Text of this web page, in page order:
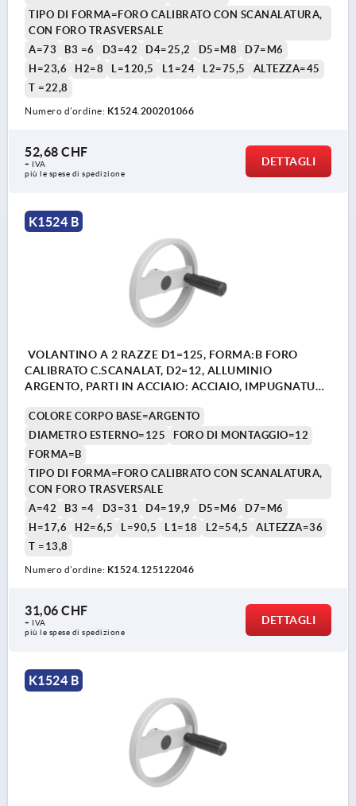
TIPO DI FORMA=FORO CALIBRATO CON SCANALATURA,
CON FORO TRASVERSALE
A=73
B3 =6 D3=42 D4=25,2 D5=M8
D7=M6
H=23,6
H2=8 L=120,5 L1=24 L2=75,5
ALTEZZA=45
T =22,8
Numero d’ordine: K1524.200201066
52,68 CHF
+ IVA
più le spese di spedizione
DETTAGLI
K1524 B
VOLANTINO A 2 RAZZE D1=125, FORMA:B FORO
CALIBRATO C.SCANALAT, D2=12, ALLUMINIO
ARGENTO, PARTI IN ACCIAIO: ACCIAIO, IMPUGNATURA
COLORE CORPO BASE=ARGENTO
DIAMETRO ESTERNO=125
FORO DI MONTAGGIO=12
FORMA=B
TIPO DI FORMA=FORO CALIBRATO CON SCANALATURA,
CON FORO TRASVERSALE
A=42
B3 =4 D3=31 D4=19,9 D5=M6
D7=M6
H=17,6
H2=6,5 L=90,5 L1=18 L2=54,5
ALTEZZA=36
T =13,8
Numero d’ordine: K1524.125122046
31,06 CHF
+ IVA
più le spese di spedizione
DETTAGLI
K1524 B